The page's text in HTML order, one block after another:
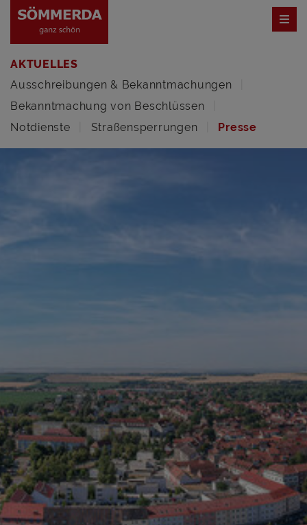
AKTUELLES
Ausschreibungen & Bekanntmachungen
Bekanntmachung von Beschlüssen
Notdienste
Straßensperrungen Presse